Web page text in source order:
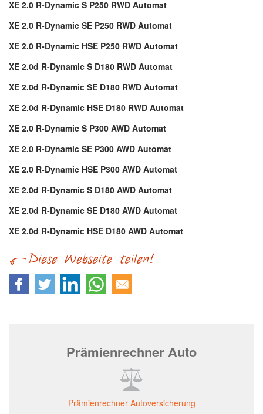
XE 2.0 R-Dynamic S P250 RWD Automat
XE 2.0 R-Dynamic SE P250 RWD Automat
XE 2.0 R-Dynamic HSE P250 RWD Automat
XE 2.0d R-Dynamic S D180 RWD Automat
XE 2.0d R-Dynamic SE D180 RWD Automat
XE 2.0d R-Dynamic HSE D180 RWD Automat
XE 2.0 R-Dynamic S P300 AWD Automat
XE 2.0 R-Dynamic SE P300 AWD Automat
XE 2.0 R-Dynamic HSE P300 AWD Automat
XE 2.0d R-Dynamic S D180 AWD Automat
XE 2.0d R-Dynamic SE D180 AWD Automat
XE 2.0d R-Dynamic HSE D180 AWD Automat
Prämienrechner Auto
Prämienrechner Autoversicherung